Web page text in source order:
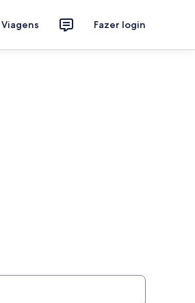
Viagens Fazer login